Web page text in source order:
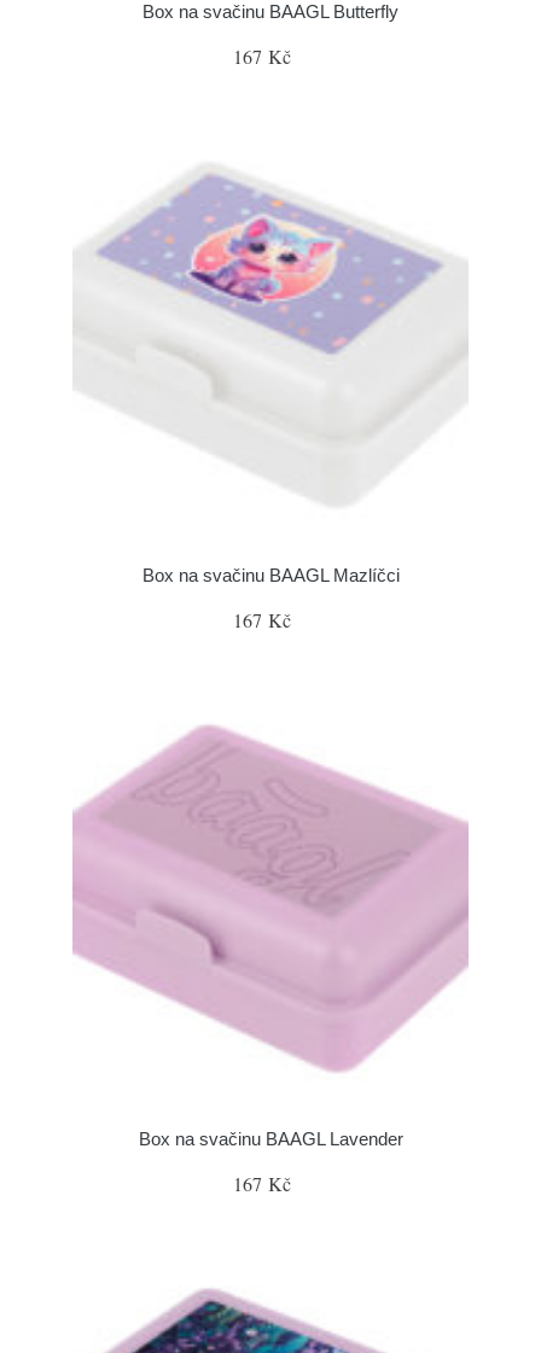
Box na svačinu BAAGL Butterfly
167 Kč
Box na svačinu BAAGL Mazlíčci
167 Kč
Box na svačinu BAAGL Lavender
167 Kč